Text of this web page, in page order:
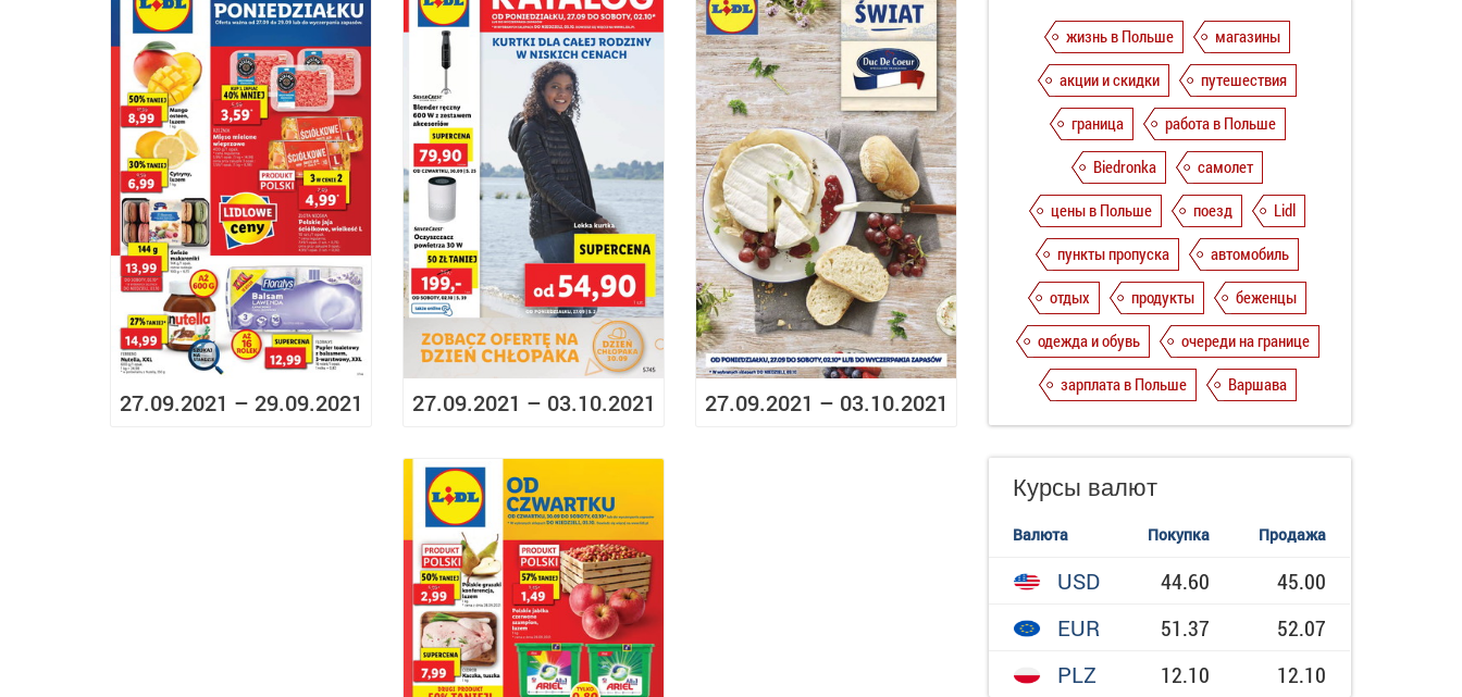
27.09.2021 – 29.09.2021 27.09.2021 – 03.10.2021 27.09.2021 – 03.10.2021
жизнь в Польше
магазины
акции и скидки
путешествия
граница
работа в Польше
Biedronka
самолет
цены в Польше
поезд
Lidl
пункты пропуска
автомобиль
отдых
продукты
беженцы
одежда и обувь
очереди на границе
зарплата в Польше
Варшава
Курсы валют
Валюта Покупка Продажа
USD 44.60
45.00
EUR
51.37
52.07
PLZ
12.10 12.10